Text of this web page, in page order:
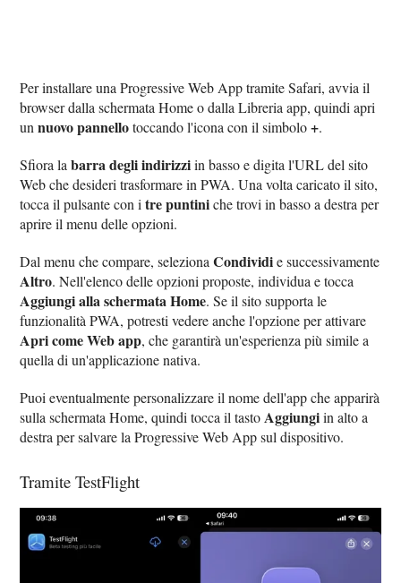
Per installare una Progressive Web App tramite Safari, avvia il
browser dalla schermata Home o dalla Libreria app, quindi apri
unnuovo pannellotoccando l'icona con il simbolo+.
Sfiora labarra degli indirizziin basso e digita l'URL del sito
Web che desideri trasformare in PWA. Una volta caricato il sito,
tocca il pulsante con itre puntiniche trovi in basso a destra per
aprire il menu delle opzioni.
Dal menu che compare, selezionaCondividie successivamente
Altro. Nell'elenco delle opzioni proposte, individua e tocca
Aggiungi alla schermata Home. Se il sito supporta le
funzionalità PWA, potresti vedere anche l'opzione per attivare
Apri come Web app, che garantirà un'esperienza più simile a
quella di un'applicazione nativa.
Puoi eventualmente personalizzare il nome dell'app che apparirà
sulla schermata Home, quindi tocca il tasto Aggiungiin alto a
destra per salvare la Progressive Web App sul dispositivo.
Tramite TestFlight